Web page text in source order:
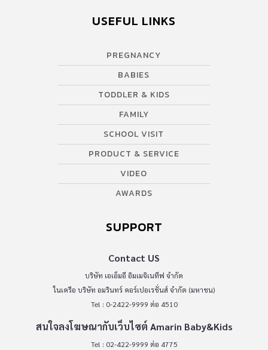
USEFUL LINKS
PREGNANCY
BABIES
TODDLER & KIDS
FAMILY
SCHOOL VISIT
PRODUCT & SERVICE
VIDEO
AWARDS
SUPPORT
Contact US
บริษัท เอเอ็มอี อิมเมจิเนทีฟ จำกัด
ในเครือ บริษัท อมรินทร์ คอร์เปอเรชั่นส์ จำกัด (มหาชน)
Tel : 0-2422-9999 ต่อ 4510
สนใจลงโฆษณากับเว็บไซต์ Amarin Baby&Kids
Tel : 02-422-9999 ต่อ 4775